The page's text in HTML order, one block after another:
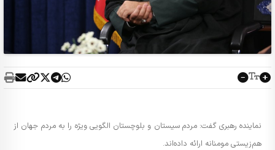
نماینده رهبری گفت: مردم سیستان و بلوچستان الگویی ویژه را به مردم جهان از
هم‌زیستی مومنانه ارائه داده‌اند.